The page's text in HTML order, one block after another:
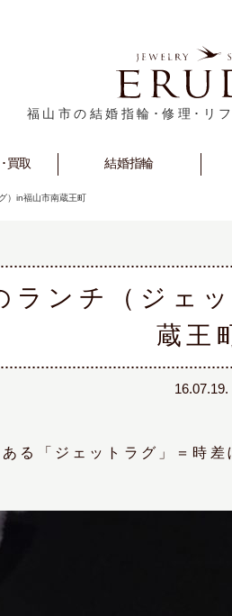
福山市の結婚指輪･修理･リ
買取 結婚指輪
Marriage
）in福山市南蔵王町
ランチ（ジェ
蔵王
16.07.19.
る「ジェットラグ」＝時差